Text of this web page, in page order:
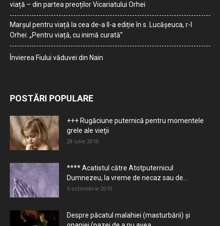
viață – din partea preoților Vicariatului Orhei
Marșul pentru viață la cea de-a II-a ediție în s. Lucășeuca, r-l
Orhei: „Pentru viață, cu inimă curată”
Învierea Fiului văduvei din Nain
POSTĂRI POPULARE
+++ Rugăciune puternică pentru momentele
grele ale vieţii
28 iulie 2010
**** Acatistul către Atotputernicul
Dumnezeu, la vreme de necaz sau de...
5 octombrie 2010
Despre păcatul malahiei (masturbării) şi